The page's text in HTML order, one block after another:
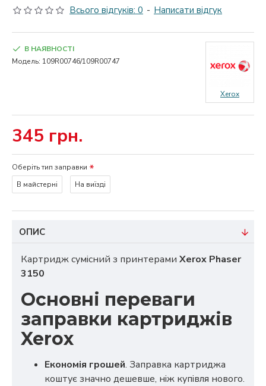
Всього відгуків: 0 - Написати відгук
345 грн.
В НАЯВНОСТІ
Модель: 109R00746/109R00747
Xerox
Оберіть тип заправки
В майстерні
На виїзді
ОПИС
Картридж сумісний з принтерами Xerox Phaser
3150
Основні переваги
заправки картриджів
Xerox
Економія грошей. Заправка картриджа
коштує значно дешевше, ніж купівля нового.